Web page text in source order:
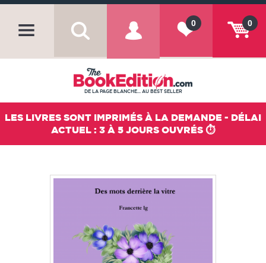
0
0
DE LA PAGE BLANCHE... AU BEST SELLER
LES LIVRES SONT IMPRIMÉS À LA DEMANDE - DÉLAI
ACTUEL : 3 À 5 JOURS OUVRÉS ⏱️